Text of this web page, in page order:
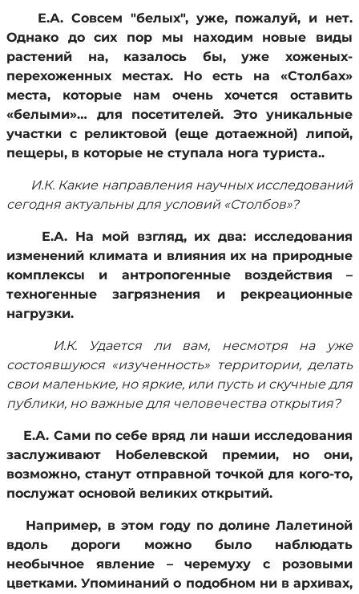
Е.А. Совсем "белых", уже, пожалуй, и нет.
Однако до сих пор мы находим новые виды
растений на, казалось бы, уже хоженых-
перехоженных местах. Но есть на «Столбах»
места, которые нам очень хочется оставить
«белыми»… для посетителей. Это уникальные
участки с реликтовой (еще дотаежной) липой,
пещеры, в которые не ступала нога туриста..
И.К. Какие направления научных исследований
сегодня актуальны для условий «Столбов»?
Е.А. На мой взгляд, их два: исследования
изменений климата и влияния их на природные
комплексы и антропогенные воздействия –
техногенные загрязнения и рекреационные
нагрузки.
И.К. Удается ли вам, несмотря на уже
состоявшуюся «изученность» территории, делать
свои маленькие, но яркие, или пусть и скучные для
публики, но важные для человечества открытия?
Е.А. Сами по себе вряд ли наши исследования
заслуживают Нобелевской премии, но они,
возможно, станут отправной точкой для кого-то,
послужат основой великих открытий.
Например, в этом году по долине Лалетиной
вдоль дороги можно было наблюдать
необычное явление – черемуху с розовыми
цветками. Упоминаний о подобном ни в архивах,